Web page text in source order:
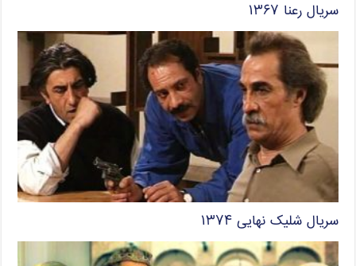
سریال رعنا ۱۳۶۷
سریال شلیک نهایی ۱۳۷۴